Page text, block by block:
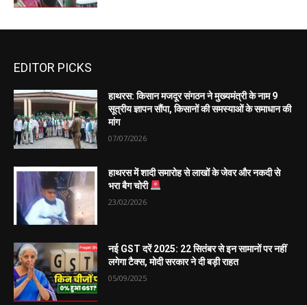
EDITOR PICKS
हाथरस: किसान मजदूर संगठन ने मुख्यमंत्री के नाम 9
सूत्रीय ज्ञापन सौंपा, किसानों की समस्याओं के समाधान की
मांग
07/07/2026
हाथरस में शादी समारोह से लाखों के जेवर और नकदी से
भरा बैग चोरी
23/02/2026
नई GST दरें 2025: 22 सितंबर से इन सामानों पर नहीं
लगेगा टैक्स, मोदी सरकार ने दी बड़ी राहत
05/09/2025